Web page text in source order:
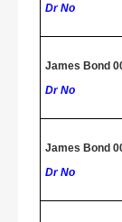
Dr No
James Bond
Dr No
James Bond
Dr No